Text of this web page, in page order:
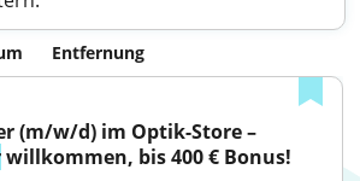
Entfernung
willkommen, bis 400 € Bonus!